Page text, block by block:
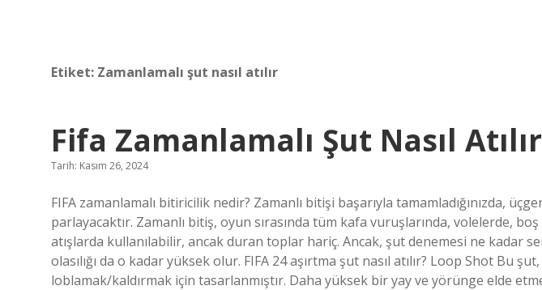
Etiket: Zamanlamalı şut nasıl atılır
Fifa Zamanlamalı Şut Nasıl Atılır
Tarih: Kasım 26, 2024
FIFA zamanlamalı bitiricilik nedir? Zamanlı bitişi başarıyla tamamladığınızda,
parlayacaktır. Zamanlı bitiş, oyun sırasında tüm kafa vuruşlarında, volelerde,
atışlarda kullanılabilir, ancak duran toplar hariç. Ancak, şut denemesi ne kadar
olasılığı da o kadar yüksek olur. FIFA 24 aşırtma şut nasıl atılır? Loop Shot Bu
loblamak/kaldırmak için tasarlanmıştır. Daha yüksek bir yay ve yörünge elde